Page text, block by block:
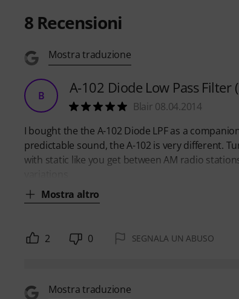
8 Recensioni
Mostra traduzione
B A-102 Diode Low Pass Filter
Blair 08.04.2014
I bought the the A-102 Diode LPF as a
predictable sound, the A-102 is very different.
with static like you get between AM radio
Mostra altro
2 0 SEGNALA UN ABUSO
Mostra traduzione